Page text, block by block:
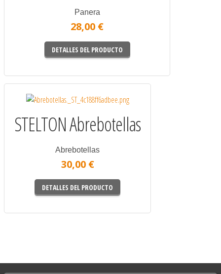
Panera
28,00 €
DETALLES DEL PRODUCTO
STELTON Abrebotellas
Abrebotellas
30,00 €
DETALLES DEL PRODUCTO